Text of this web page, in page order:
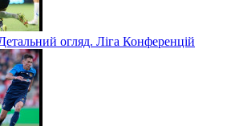
огляд. Ліга Конференцій